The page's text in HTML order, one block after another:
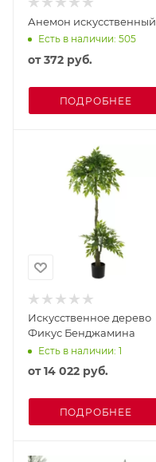
Анемон искусственный
Есть в наличии: 505
от372 руб.
ПОДРОБНЕЕ
Искусственное дерево
Фикус Бенджамина
Есть в наличии: 1
от14 022 руб.
ПОДРОБНЕЕ